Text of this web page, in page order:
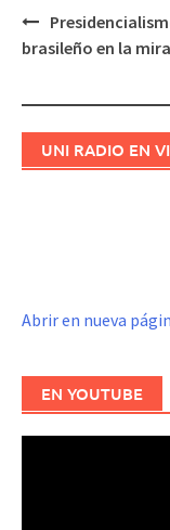
Navegación
brasileño en la mira
UNI RADIO EN
Abrir en nueva
EN YOUTUBE